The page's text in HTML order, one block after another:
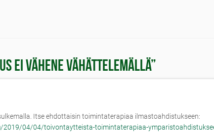
ei vähene vähättelemällä”
Itse ehdottaisin toimintaterapiaa ilmastoahdistukseen:
2019/04/04/toivontaytteista-toimintaterapiaa-